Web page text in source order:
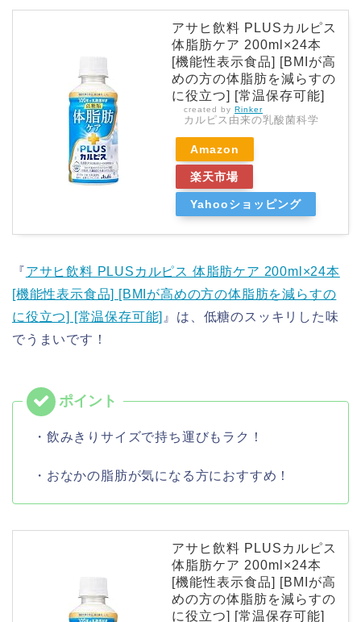
アサヒ飲料 PLUSカルピス
体脂肪ケア 200ml×24本
[機能性表示食品] [BMIが高
めの方の体脂肪を減らすの
に役立つ] [常温保存可能]
created by Rinker
カルピス由来の乳酸菌科学
Amazon
楽天市場
Yahooショッピング
『アサヒ飲料 PLUSカルピス 体脂肪ケア 200ml×24本
[機能性表示食品] [BMIが高めの方の体脂肪を減らすの
に役立つ] [常温保存可能] 』は、低糖のスッキリした味
でうまいです！
・飲みきりサイズで持ち運びもラク！
・おなかの脂肪が気になる方におすすめ！
アサヒ飲料 PLUSカルピス
体脂肪ケア 200ml×24本
[機能性表示食品] [BMIが高
めの方の体脂肪を減らすの
に役立つ] [常温保存可能]